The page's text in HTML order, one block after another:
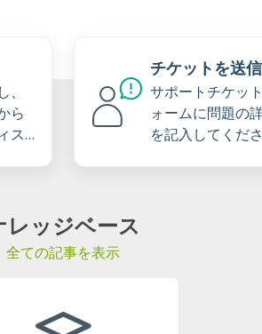
ら
ス
チケットを送信
サポートチケッ
ォームに問題の
を記入してくだ
レッジベース
全ての記事を表示